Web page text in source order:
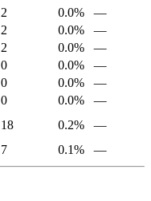
2 0.0%
—
2 0.0%
—
2 0.0%
—
0 0.0%
—
0 0.0%
—
0 0.0%
—
18 0.2%
—
7 0.1% —